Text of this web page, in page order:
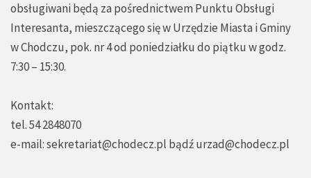
obsługiwani będą za pośrednictwem Punktu Obsługi
Interesanta, mieszczącego się w Urzędzie Miasta i Gminy
w Chodczu, pok. nr 4 od poniedziałku do piątku w godz.
7:30 – 15:30.
Kontakt:
tel. 54 2848070
e-mail:sekretariat@chodecz.pl bądźurzad@chodecz.pl